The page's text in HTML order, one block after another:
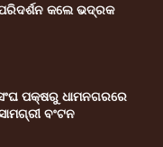
କଲେ ଭଦ୍ରକ
ପକ୍ଷରୁ ଧାମନଗରରେ
ବଂଟନ